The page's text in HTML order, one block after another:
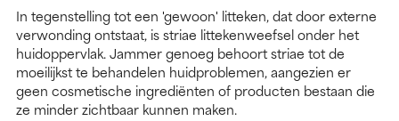
In tegenstelling tot een 'gewoon' litteken, dat door externe
verwonding ontstaat, is striae littekenweefsel onder het
huidoppervlak. Jammer genoeg behoort striae tot de
moeilijkst te behandelen huidproblemen, aangezien er
geen cosmetische ingrediënten of producten bestaan die
ze minder zichtbaar kunnen maken.